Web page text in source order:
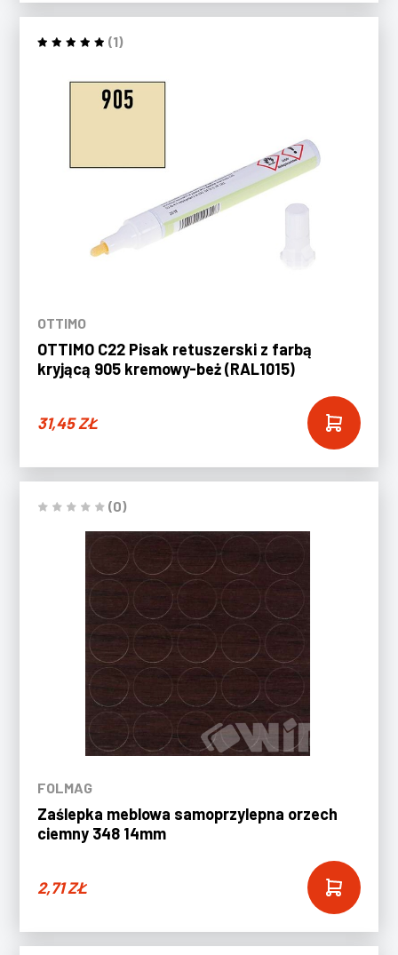
(1)
OTTIMO
OTTIMO C22 Pisak retuszerski z farbą
kryjącą 905 kremowy-beż (RAL1015)
31,45ZŁ
(0)
FOLMAG
Zaślepka meblowa samoprzylepna orzech
ciemny 348 14mm
2,71ZŁ